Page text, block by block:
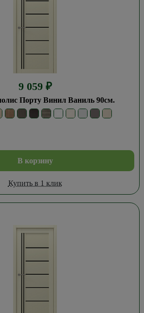
9 059 ₽
Порту Винил Ваниль 90см.
В корзину
Купить в 1 клик